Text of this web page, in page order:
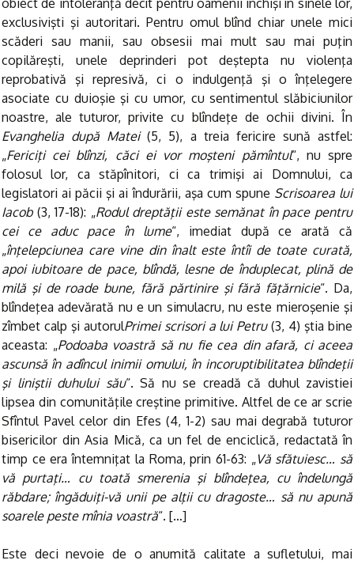
obiect de intoleranţă decît pentru oamenii închişi în sinele lor,
exclusivişti şi autoritari. Pentru omul blînd chiar unele mici
scăderi sau manii, sau obsesii mai mult sau mai puţin
copilăreşti, unele deprinderi pot deştepta nu violenţa
reprobativă şi represivă, ci o indulgenţă şi o înţelegere
asociate cu duioşie şi cu umor, cu sentimentul slăbiciunilor
noastre, ale tuturor, privite cu blîndeţe de ochii divini. În
Evanghelia după Matei(5, 5), a treia fericire sună astfel:
„Fericiţi cei blînzi, căci ei vor moşteni pămîntul“, nu spre
folosul lor, ca stăpînitori, ci ca trimişi ai Domnului, ca
legislatori ai păcii şi ai îndurării, aşa cum spune Scrisoarea lui
Iacob(3, 17-18): „Rodul dreptăţii este semănat în pace pentru
cei ce aduc pace în lume“, imediat după ce arată că
„înţelepciunea care vine din înalt este întîi de toate curată,
apoi iubitoare de pace, blîndă, lesne de înduplecat, plină de
milă şi de roade bune, fără părtinire şi fără făţărnicie“. Da,
blîndeţea adevărată nu e un simulacru, nu este mieroşenie şi
zîmbet calp şi autorulPrimei scrisori a lui Petru(3, 4) ştia bine
aceasta: „Podoaba voastră să nu fie cea din afară, ci aceea
ascunsă în adîncul inimii omului, în incoruptibilitatea blîndeţii
şi liniştii duhului său“. Să nu se creadă că duhul zavistiei
lipsea din comunităţile creştine primitive. Altfel de ce ar scrie
Sfîntul Pavel celor din Efes (4, 1-2) sau mai degrabă tuturor
bisericilor din Asia Mică, ca un fel de enciclică, redactată în
timp ce era întemniţat la Roma, prin 61-63: „Vă sfătuiesc… să
vă purtaţi… cu toată smerenia şi blîndeţea, cu îndelungă
răbdare; îngăduiţi-vă unii pe alţii cu dragoste… să nu apună
soarele peste mînia voastră“. […]
Este deci nevoie de o anumită calitate a sufletului, mai